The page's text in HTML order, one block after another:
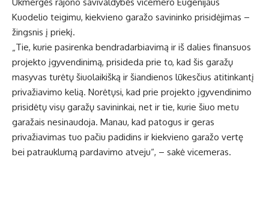
Kuodelio teigimu, kiekvieno garažo savininko prisidėjimas –
žingsnis į priekį.
„Tie, kurie pasirenka bendradarbiavimą ir iš dalies finansuos
projekto įgyvendinimą, prisideda prie to, kad šis garažų
masyvas turėtų šiuolaikišką ir šiandienos lūkesčius atitinkantį
privažiavimo kelią. Norėtųsi, kad prie projekto įgyvendinimo
prisidėtų visų garažų savininkai, net ir tie, kurie šiuo metu
garažais nesinaudoja. Manau, kad patogus ir geras
privažiavimas tuo pačiu padidins ir kiekvieno garažo vertę
bei patrauklumą pardavimo atveju“, – sakė vicemeras.